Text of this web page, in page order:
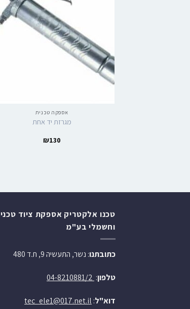
אספקה טכנית
מגרזת יד אחת
₪130
טכנו אלקטריק אספקת ציוד טכני
וחשמלי בע"מ
כתובתנו: נשר, התעשיה 9, ת.ד 480
טלפון:
דוא"ל:
tec_ele1@017.net.il